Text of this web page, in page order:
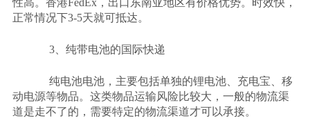
性高。香港FedEx，出口东南亚地区有价格优势。时效快，
正常情况下3-5天就可抵达。
3 、纯带电池的国际快递
纯电池电池，主要包括单独的锂电池、充电宝、移
动电源等物品。这类物品运输风险比较大，一般的物流渠
道是走不了的，需要特定的物流渠道才可以承接。